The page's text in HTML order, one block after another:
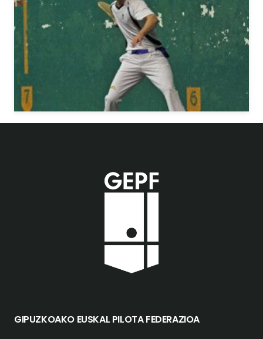
GIPUZKOAKO EUSKAL PILOTA FEDERAZIOA